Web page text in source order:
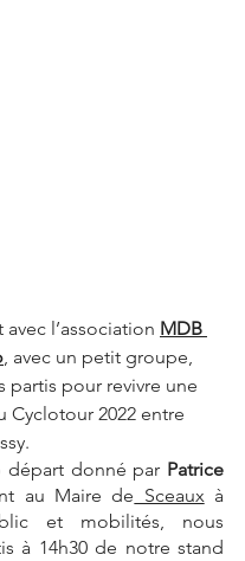
avec l’association MDB
, avec un petit groupe,
partis pour revivre une
Cyclotour 2022 entre
départ donné par Patrice
au Maire de Sceaux à
et mobilités, nous
à 14h30 de notre stand